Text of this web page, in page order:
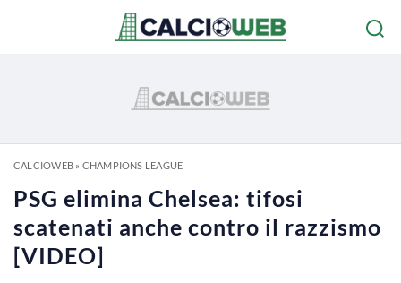
CALCIOWEB» CHAMPIONS LEAGUE
PSG elimina Chelsea: tifosi
scatenati anche contro il razzismo
[VIDEO]